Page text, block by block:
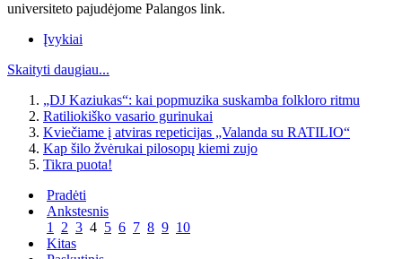
universiteto pajudėjome Palangos link.
Įvykiai
Skaityti daugiau...
„DJ Kaziukas“: kai popmuzika suskamba folkloro ritmu
Ratiliokiško vasario gurinukai
Kviečiame į atviras repeticijas „Valanda su RATILIO“
Kap šilo žvėrukai pilosopų kiemi zujo
Tikra puota!
Pradėti
Ankstesnis
1 2 3 4 5 6 7 8 9 10
Kitas